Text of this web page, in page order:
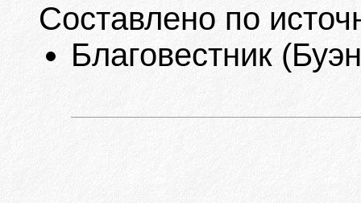
Составлено по
Благовестник